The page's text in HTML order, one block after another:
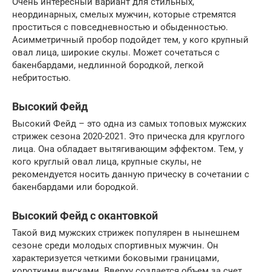
неординарных, смелых мужчин, которые стремятся
проститься с повседневностью и обыденностью.
Асимметричный пробор подойдет тем, у кого крупный
овал лица, широкие скулы. Может сочетаться с
бакенбардами, недлинной бородкой, легкой
небритостью.
Высокий Фейд
Высокий Фейд – это одна из самых топовых мужских
стрижек сезона 2020-2021. Это прическа для круглого
лица. Она обладает вытягивающим эффектом. Тем, у
кого круглый овал лица, крупные скулы, не
рекомендуется носить данную прическу в сочетании с
бакенбардами или бородкой.
Высокий Фейд с окантовкой
Такой вид мужских стрижек популярен в нынешнем
сезоне среди молодых спортивных мужчин. Он
характеризуется четкими боковыми границами,